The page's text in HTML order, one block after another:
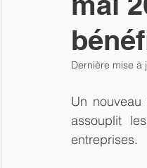
Dernière mise à
Un
assouplit
entreprises.